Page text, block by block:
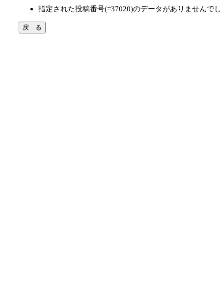
指定された投稿番号(=37020)のデータがありませんで